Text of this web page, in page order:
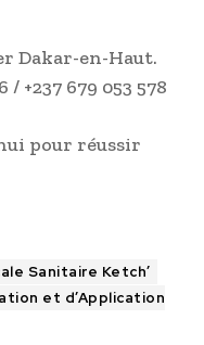
Dakar-en-Haut.
/ +237 679 053 578
pour réussir
Sanitaire Ketch’
et d’Application